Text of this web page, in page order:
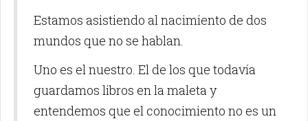
Estamos asistiendo al nacimiento de dos
mundos que no se hablan.
Uno es el nuestro. El de los que todavía
guardamos libros en la maleta y
entendemos que el conocimiento no es un